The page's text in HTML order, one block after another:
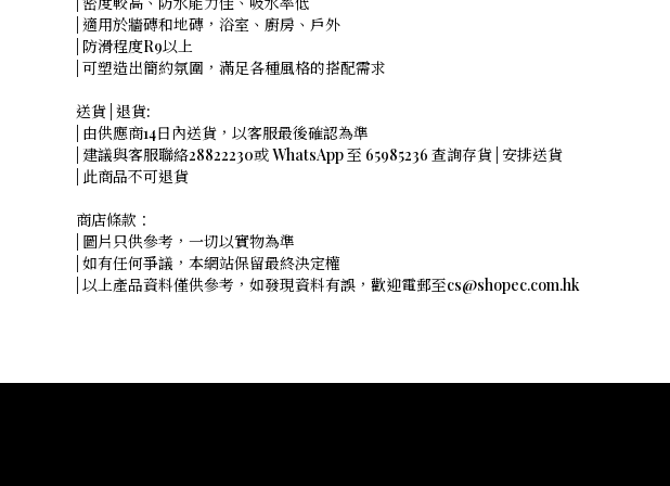
| 適用於牆磚和地磚，浴室、廚房、戶外
| 防滑程度R9以上
| 可塑造出簡約氛圍，滿足各種風格的搭配需求
送貨 | 退貨:
| 由供應商14日內送貨，以客服最後確認為準
| 建議與客服聯絡28822230或 WhatsApp 至 65985236 查詢存貨 | 安排送貨
| 此商品不可退貨
商店條款：
| 圖片只供參考，一切以實物為準
| 如有任何爭議，本網站保留最終決定權
| 以上產品資料僅供參考，如發現資料有誤，歡迎電郵至cs@shopec.com.hk